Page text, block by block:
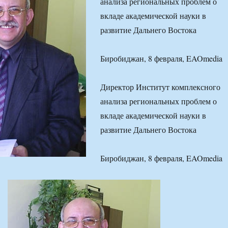
вкладе академической науки в
развитие Дальнего Востока
Биробиджан, 8 февраля, EAOmedia
Директор Институт комплексного
анализа региональных проблем о
вкладе академической науки в
развитие Дальнего Востока
Биробиджан, 8 февраля, EAOmedia